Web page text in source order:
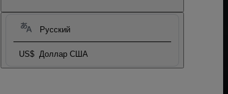
Русский
US$ Доллар США